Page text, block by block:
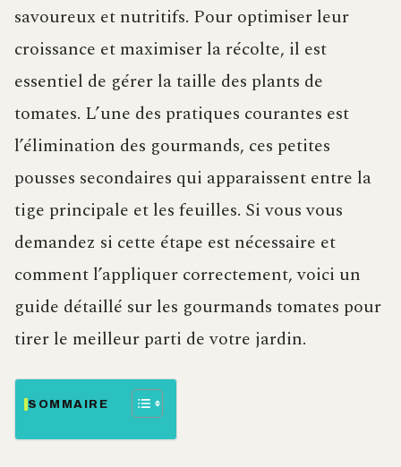
savoureux et nutritifs. Pour optimiser leur
croissance et maximiser la récolte, il est
essentiel de gérer la taille des plants de
tomates. L’une des pratiques courantes est
l’élimination des gourmands, ces petites
pousses secondaires qui apparaissent entre la
tige principale et les feuilles. Si vous vous
demandez si cette étape est nécessaire et
comment l’appliquer correctement, voici un
guide détaillé sur les gourmands tomates pour
tirer le meilleur parti de votre jardin.
SOMMAIRE